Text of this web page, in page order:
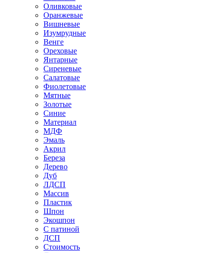
Оливковые
Оранжевые
Вишневые
Изумрудные
Венге
Ореховые
Янтарные
Сиреневые
Салатовые
Фиолетовые
Мятные
Золотые
Синие
Материал
МДФ
Эмаль
Акрил
Береза
Дерево
Дуб
ЛДСП
Массив
Пластик
Шпон
Экошпон
С патиной
ДСП
Стоимость